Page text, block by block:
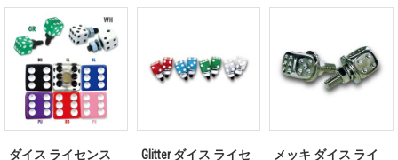
ダイス ライセンス
Glitter ダイス ライセ
メッキ ダイス ライ